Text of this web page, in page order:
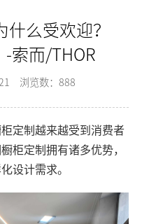
么受欢迎？
-索而/THOR
浏览数：888
定制越来越受到消费者
柜定制拥有诸多优势，
设计需求。